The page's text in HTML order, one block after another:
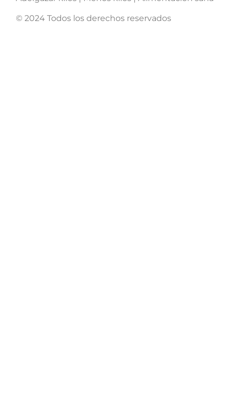
© 2024 Todos los derechos reservados